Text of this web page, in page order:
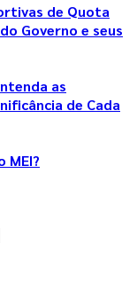
de Quota
Governo e seus
as
de Cada
MEI?